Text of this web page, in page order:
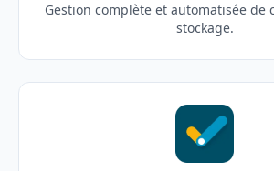
Gestion complète et automatisée de
stockage.